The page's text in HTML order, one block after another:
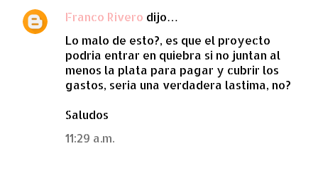
o
s
Franco Rivero dijo…
Lo malo de esto?, es que el proyecto
podria entrar en quiebra si no juntan al
menos la plata para pagar y cubrir los
gastos, seria una verdadera lastima, no?
Saludos
11:29 a.m.